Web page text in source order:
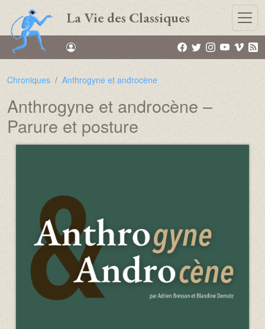
Aller au contenu principal
La Vie des Classiques
Chroniques Anthrogyne et androcène
Anthrogyne et androcène –
Parure et posture